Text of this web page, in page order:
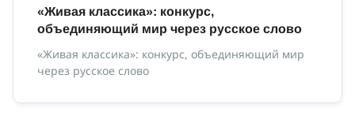
«Живая классика»: конкурс,
объединяющий мир через русское слово
«Живая классика»: конкурс, объединяющий мир
через русское слово